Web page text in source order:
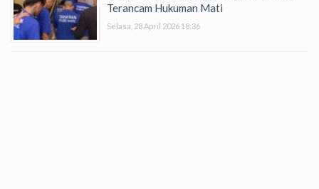
Terancam Hukuman Mati
Selasa, 28 April 2026 18:36